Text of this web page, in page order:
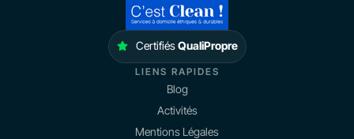
CertifiésQualiPropre
LIENS RAPIDES
Blog
Activités
Mentions Légales